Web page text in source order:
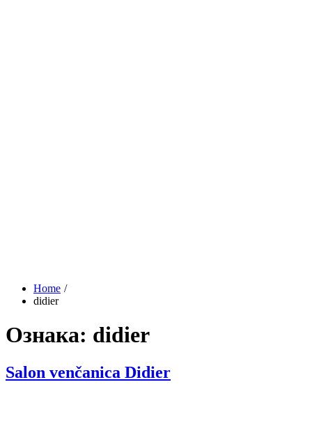
Home
didier
Ознака: didier
Salon venčanica Didier